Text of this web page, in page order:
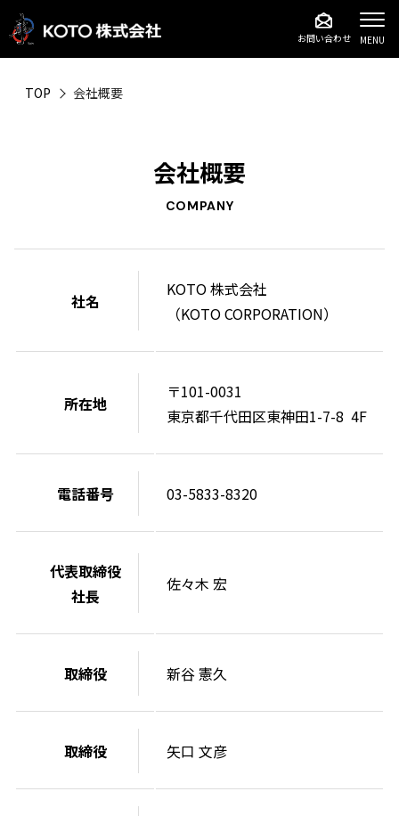
お問い合わせ MENU
TOP 会社概要
会社概要
COMPANY
社名
KOTO 株式会社
（KOTO CORPORATION）
所在地
〒101-0031
東京都千代田区東神田1-7-8 4F
電話番号 03-5833-8320
代表取締役
社長
佐々木 宏
取締役 新谷 憲久
取締役 矢口 文彦